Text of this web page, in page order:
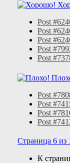
Post
Post
Post
Post
Post
Post
Post
Post
Post
Страница 6 из
К